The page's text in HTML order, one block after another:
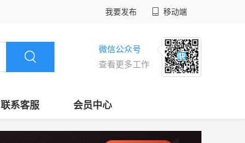
我要发布 移动端
微信公众号
查看更多工作
联系客服 会员中心